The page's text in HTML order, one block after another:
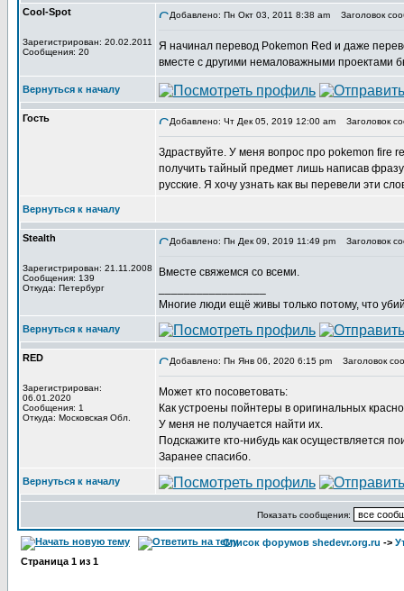
Cool-Spot
Зарегистрирован: 20.02.2011
Сообщения: 20
Добавлено: Пн Окт 03, 2011 8:38 am Заголовок
Я начинал перевод Pokemon Red и даже
вместе с другими немаловажными проектами
Вернуться к началу
Гость Добавлено: Чт Дек 05, 2019 12:00 am Заголовок
Здраствуйте. У меня вопрос про pokemon fire
получить тайный предмет лишь написав
русские. Я хочу узнать как вы перевели эти
Вернуться к началу
Stealth
Зарегистрирован: 21.11.2008
Сообщения: 139
Откуда: Петербург
Добавлено: Пн Дек 09, 2019 11:49 pm Заголовок
Вместе свяжемся со всеми.
Многие люди ещё живы только потому, что
Вернуться к началу
RED
Зарегистрирован:
06.01.2020
Сообщения: 1
Откуда: Московская Обл.
Добавлено: Пн Янв 06, 2020 6:15 pm Заголовок
Может кто посоветовать:
Как устроены пойнтеры в оригинальных
У меня не получается найти их.
Подскажите кто-нибудь как осуществляется
Заранее спасибо.
Вернуться к началу
Показать сообщения:
Список форумов shedevr.org.ru ->
Страница 1 из 1